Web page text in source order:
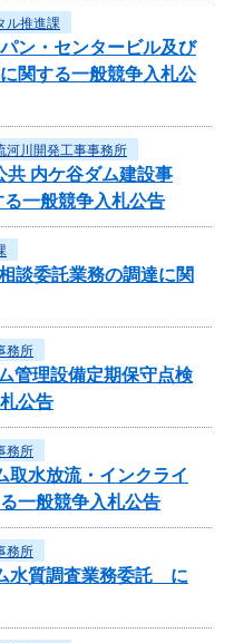
ル推進課
ン・センタービル及び
関する一般競争入札公
河川開発工事事務所
共 内ケ谷ダム建設事
一般競争入札公告
談委託業務の調達に関
務所
理設備定期保守点検
公告
務所
水放流・インクライ
一般競争入札公告
務所
質調査業務委託 に